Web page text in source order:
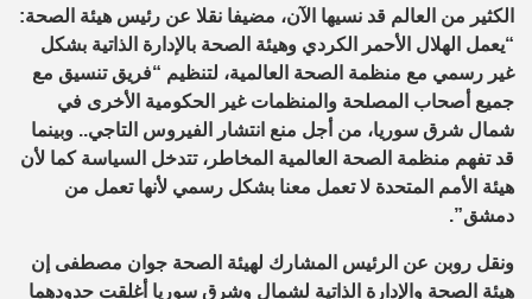
الكثير من العالم قد نسيها الآن، مضيفا نقلا عن رئيس هيئة الصحة:
“يعمل الهلال الأحمر الكردي وهيئة الصحة بالإدارة الذاتية بشكل
غير رسمي مع منظمة الصحة العالمية، لتنظيم “فريق تنسيق مع
جميع أصحاب المصلحة والمنظمات غير الحكومية الأخرى في
شمال شرق سوريا، من أجل منع انتشار الفيروس التاجي.. وبينما
قد تفهم منظمة الصحة العالمية المخاطر، تتدخل السياسة كما لأن
هيئة الأمم المتحدة لا تعمل معنا بشكل رسمي لأنها تعمل من
دمشق”.
ونقل روبن عن الرئيس المشارك لهيئة الصحة جوان مصطفى إن
هيئة الصحة والإدارة الذاتية لشمال وشرق سوريا أغلقت حدودهما